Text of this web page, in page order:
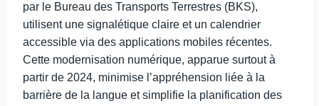
par le Bureau des Transports Terrestres (BKS),
utilisent une signalétique claire et un calendrier
accessible via des applications mobiles récentes.
Cette modernisation numérique, apparue surtout à
partir de 2024, minimise l’appréhension liée à la
barrière de la langue et simplifie la planification des